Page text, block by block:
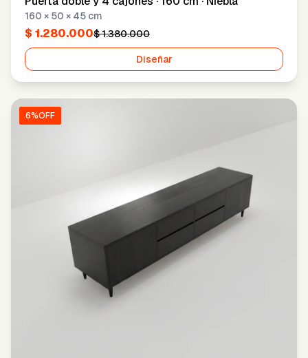
160 × 50 × 45 cm
$ 1.280.000$ 1.380.000
Diseñar
6%OFF